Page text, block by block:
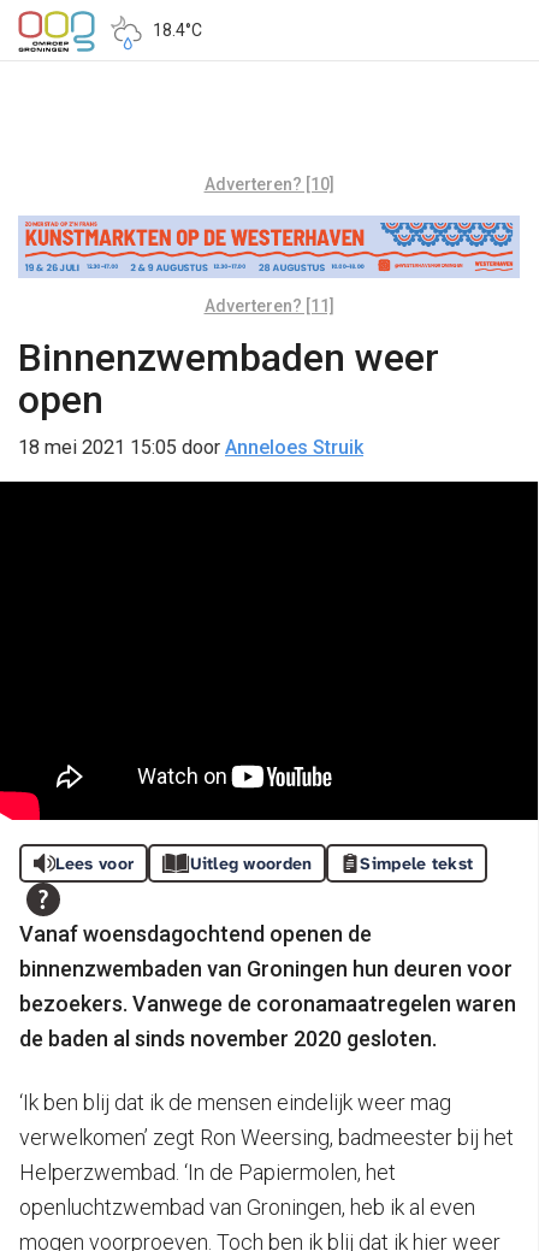
18.4°C
Adverteren? [10]
Adverteren? [11]
Binnenzwembaden weer
open
18 mei 2021 15:05 door Anneloes Struik
Lees voor Uitleg woorden Simpele tekst
Vanaf woensdagochtend openen de
binnenzwembaden van Groningen hun deuren voor
bezoekers. Vanwege de coronamaatregelen waren
de baden al sinds november 2020 gesloten.
‘Ik ben blij dat ik de mensen eindelijk weer mag
verwelkomen’ zegt Ron Weersing, badmeester bij het
Helperzwembad. ‘In de Papiermolen, het
openluchtzwembad van Groningen, heb ik al even
mogen voorproeven. Toch ben ik blij dat ik hier weer